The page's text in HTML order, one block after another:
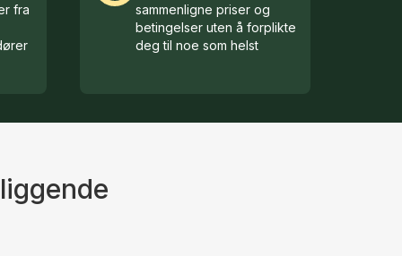
fra
sammenligne priser og
betingelser uten å forplikte
deg til noe som helst